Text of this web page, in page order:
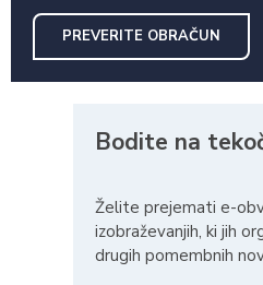
PREVERITE OBRAČUN
Bodite na
Želite prejemati e-
izobraževanjih, ki jih
drugih pomembnih